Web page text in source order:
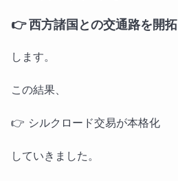
👉 西方諸国との交通路を開拓
します。
この結果、
👉 シルクロード交易が本格化
していきました。